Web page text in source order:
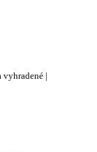
vyhradené |